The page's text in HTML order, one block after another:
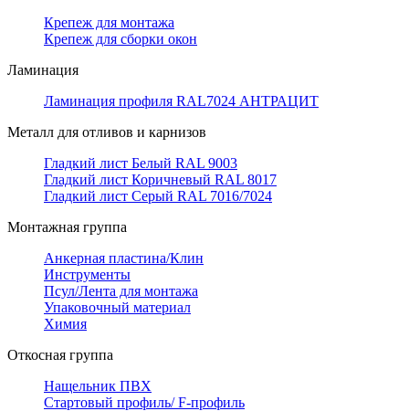
Крепеж для монтажа
Крепеж для сборки окон
Ламинация
Ламинация профиля RAL7024 АНТРАЦИТ
Металл для отливов и карнизов
Гладкий лист Белый RAL 9003
Гладкий лист Коричневый RAL 8017
Гладкий лист Серый RAL 7016/7024
Монтажная группа
Анкерная пластина/Клин
Инструменты
Псул/Лента для монтажа
Упаковочный материал
Химия
Откосная группа
Нащельник ПВХ
Стартовый профиль/ F-профиль